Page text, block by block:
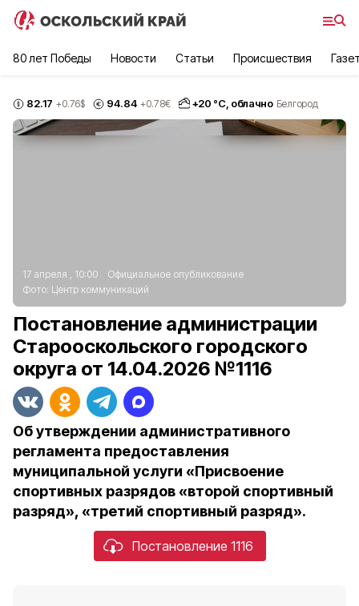
80 лет Победы Новости Статьи Происшествия
82.17 +0.76$ 94.84 +0.78€ +20 °С, облачно Белгород
17 апреля , 10:00
Официальное опубликование
Фото: Центр коммуникаций
Постановление администрации
Старооскольского городского
округа от 14.04.2026 №1116
Об утверждении административного
регламента предоставления
муниципальной услуги «Присвоение
спортивных разрядов «второй спортивный
разряд», «третий спортивный разряд».
Постановление 1116